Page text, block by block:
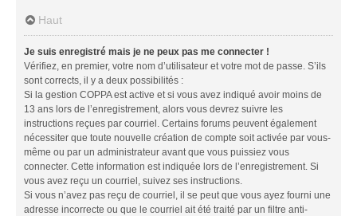
Haut
Je suis enregistré mais je ne peux pas me connecter !
Vérifiez, en premier, votre nom d’utilisateur et votre mot de passe. S’ils
sont corrects, il y a deux possibilités :
Si la gestion COPPA est active et si vous avez indiqué avoir moins de
13 ans lors de l’enregistrement, alors vous devrez suivre les
instructions reçues par courriel. Certains forums peuvent également
nécessiter que toute nouvelle création de compte soit activée par vous-
même ou par un administrateur avant que vous puissiez vous
connecter. Cette information est indiquée lors de l’enregistrement. Si
vous avez reçu un courriel, suivez ses instructions.
Si vous n’avez pas reçu de courriel, il se peut que vous ayez fourni une
adresse incorrecte ou que le courriel ait été traité par un filtre anti-